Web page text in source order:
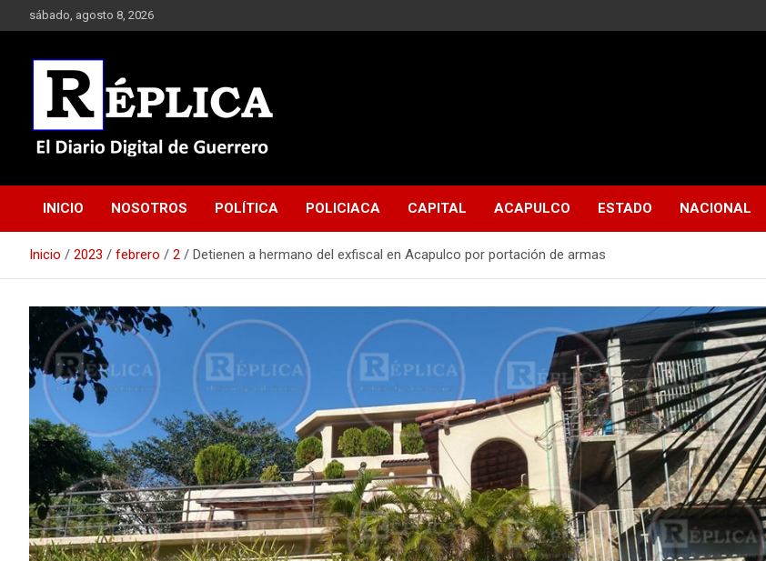
al
sábado, agosto 8, 2026
Réplica
INICIO NOSOTROS POLÍTICA POLICIACA CAPITAL ACAPULCO ESTADO NACIONAL
Inicio 2023 febrero 2 Detienen a hermano del exfiscal en Acapulco por portación de armas